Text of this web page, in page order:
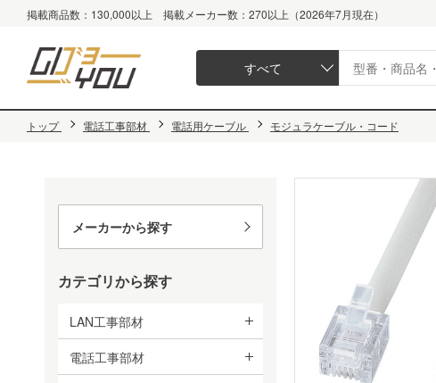
掲載商品数：130,000以上 掲載メーカー数：270以上（2026年7月現在）
すべて
トップ 電話工事部材 電話用ケーブル モジュラケーブル・コード
メーカーから探す
カテゴリから探す
LAN工事部材
電話工事部材